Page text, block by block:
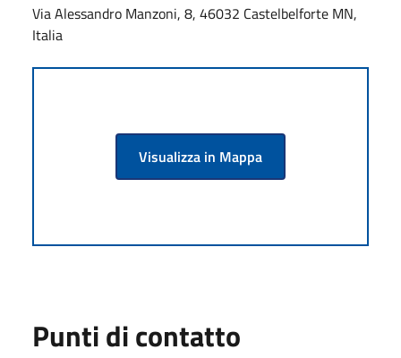
Via Alessandro Manzoni, 8, 46032 Castelbelforte MN,
Italia
Visualizza in Mappa
Punti di contatto